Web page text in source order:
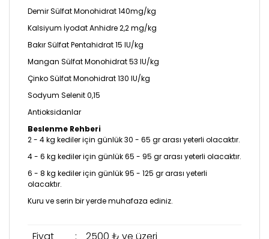
Demir Sülfat Monohidrat 140mg/kg
Kalsiyum İyodat Anhidre 2,2 mg/kg
Bakır Sülfat Pentahidrat 15 IU/kg
Mangan Sülfat Monohidrat 53 IU/kg
Çinko Sülfat Monohidrat 130 IU/kg
Sodyum Selenit 0,15
Antioksidanlar
Beslenme Rehberi
2 - 4 kg kediler için günlük 30 - 65 gr arası yeterli olacaktır.
4 - 6 kg kediler için günlük 65 - 95 gr arası yeterli olacaktır.
6 - 8 kg kediler için günlük 95 - 125 gr arası yeterli
olacaktır.
​Kuru ve serin bir yerde muhafaza ediniz.
Fiyat
: 2500 ₺ ve üzeri